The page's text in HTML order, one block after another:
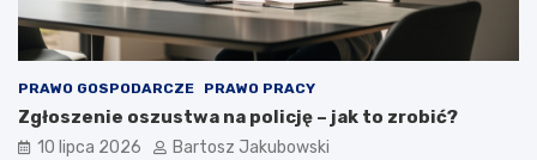
PRAWO GOSPODARCZE PRAWO PRACY
Zgłoszenie oszustwa na policję – jak to zrobić?
10 lipca 2026 Bartosz Jakubowski